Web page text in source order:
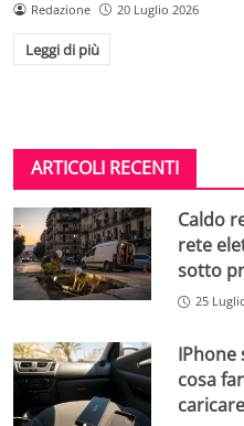
Redazione 20 Luglio 2026
Leggi di più
ARTICOLI RECENTI
Caldo
rete
sotto
25
IPhone
cosa
caricare